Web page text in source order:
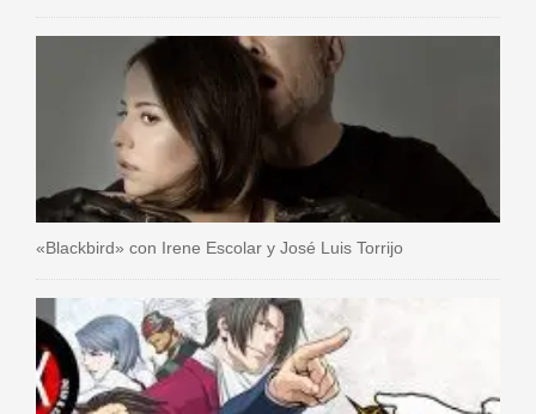
«Blackbird» con Irene Escolar y José Luis Torrijo